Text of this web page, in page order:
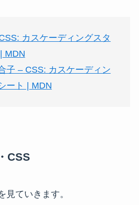
カスケーディングスタ
MDN
子 – CSS: カスケーディン
ート | MDN
CSS
見ていきます。